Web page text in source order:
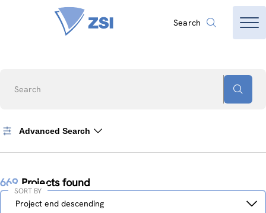
Search
Search
Advanced Search
669 Projects found
Sort
Project end descending
SORT BY